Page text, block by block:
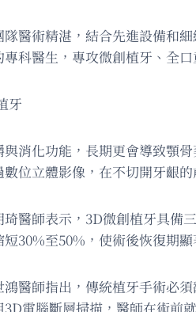
醫術精湛，結合先進設備和
專科醫生，專攻微創植牙、全
牙
消化功能，長期更會導致顎
位立體影像，在不切開牙齦
醫師表示，3D微創植牙具備
30%至50%，使術後恢復期
醫師指出，傳統植牙手術必
電腦斷層掃描，醫師在術前